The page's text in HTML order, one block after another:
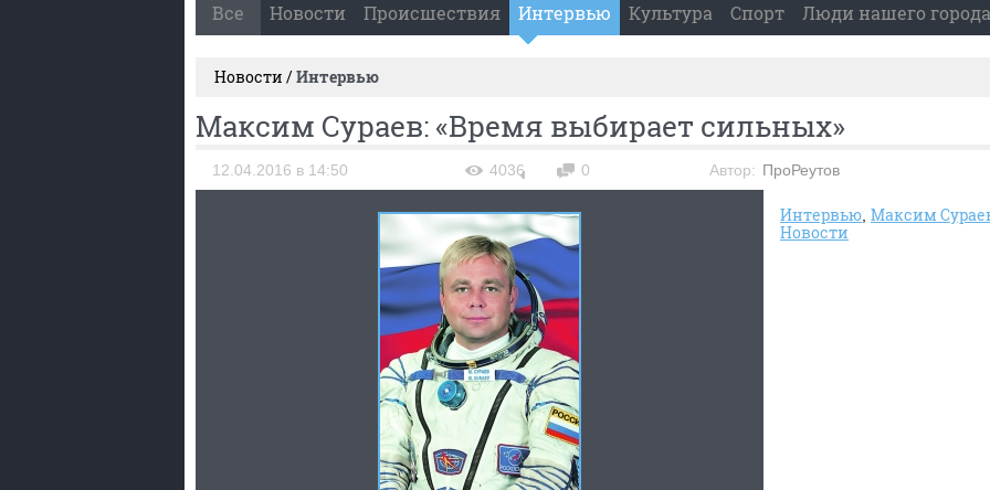
Все Новости Происшествия Интервью Культура Спорт Люди нашего города
Новости /Интервью
Максим Сураев: «Время выбирает сильных»
12.04.2016 в 14:50 4036 0 Автор: ПроРеутов
Интервью Максим
Новости